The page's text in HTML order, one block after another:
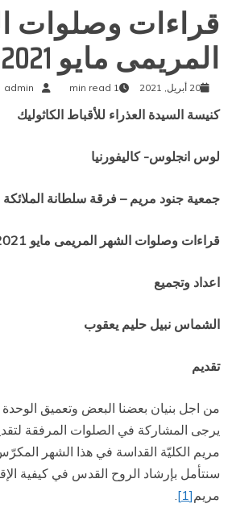
قراءات وصلوات
المريمى مايو 2021
20 أبريل, 2021 1 min read
admin
كنيسة السيدة العذراء للأقباط الكاثوليك
لوس انجلوس- كاليفورنيا
جمعية جنود مريم – فرقة سلطانة الملائكة
قراءات وصلوات الشهر المريمى مايو 2021
اعداد وتجميع
الشماس نبيل حليم يعقوب
تقديم
من اجل بنيان بعضنا البعض وتعميق
يرجى المشاركة في الصلوات المرفقة لتقديم
مريم الكليّة القداسة في هذا الشهر
سنتأمل بإرشاد الروح القدس في كيفية
مريم[1]
.